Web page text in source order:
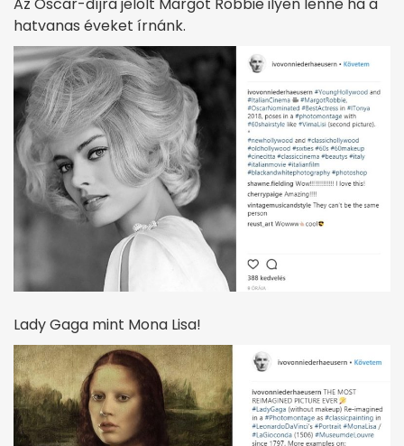
Az Oscar-díjra jelölt Margot Robbie ilyen lenne ha a
hatvanas éveket írnánk.
Lady Gaga mint Mona Lisa!